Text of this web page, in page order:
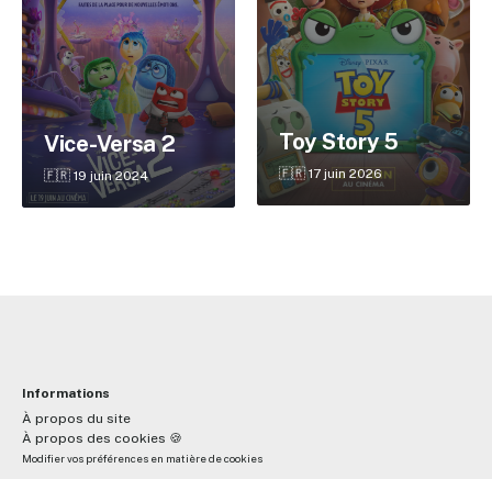
Vice-Versa 2
🇫🇷 19 juin 2024
Toy Story 5
🇫🇷 17 juin 2026
Informations
À propos du site
À propos des cookies 🍪
Modifier vos préférences en matière de cookies